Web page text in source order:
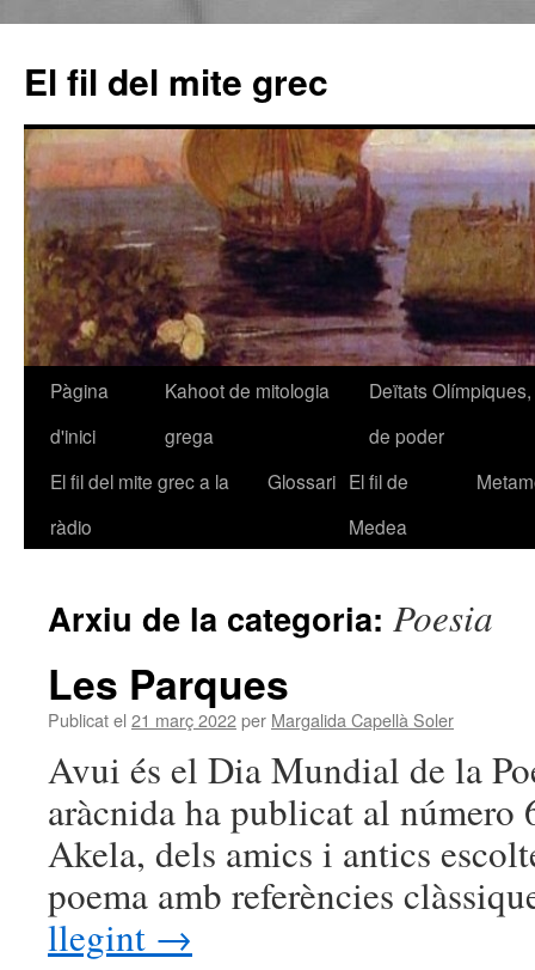
El fil del mite grec
Vés
contingut
Pàgina
d'inici
Kahoot de mitologia
grega
Deïtats
de poder
El fil del mite grec a la
ràdio
Glossari El fil de
Medea
Arxiu de la categoria: Poesia
Les Parques
Publicat el 21 març 2022per Margalida Capellà Soler
Avui és el Dia Mundial de la
aràcnida ha publicat al número
Akela, dels amics i antics
poema amb referències
llegint →